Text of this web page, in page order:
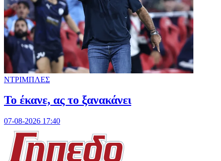
ΝΤΡΙΜΠΛΕΣ
Το έκανε, ας το ξανακάνει
07-08-2026 17:40